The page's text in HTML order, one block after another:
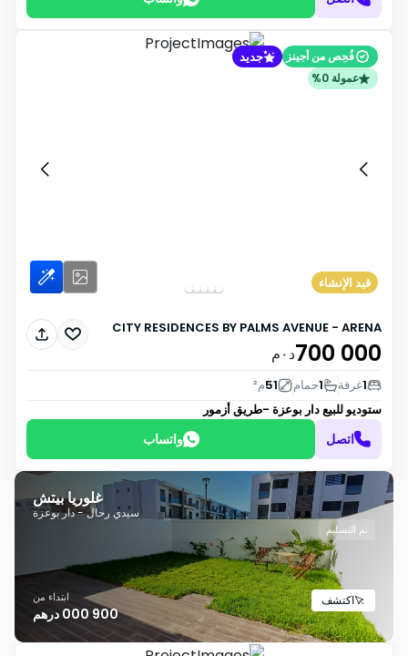
فُحِص من أجينز جديد
عمولة 0%
قيد الإنشاء
CITY RESIDENCES BY PALMS AVENUE - ARENA
700 000د٠م
1غرفة 1حمام 51م²
ستوديو للبيعدار بوعزة -طريق أزمور
اتصل واتساب
غلوريا بيتش
سيدي رحال - دار بوعزة
تم التسليم
اكتشف ابتداء من
900 000 درهم